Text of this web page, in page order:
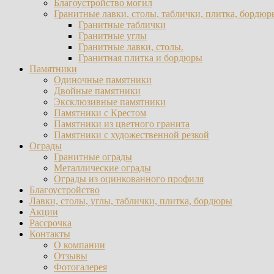
Благоустройство могил
Гранитные лавки, столы, таблички, плитка,
Гранитные таблички
Гранитные углы
Гранитные лавки, столы.
Гранитная плитка и бордюры
Памятники
Одиночные памятники
Двойные памятники
Эксклюзивные памятники
Памятники с Крестом
Памятники из цветного гранита
Памятники с художественной резкой
Ограды
Гранитные ограды
Металлические ограды
Ограды из оцинкованного профиля
Благоустройство
Лавки, столы, углы, таблички, плитка, бордюры
Акции
Рассрочка
Контакты
О компании
Отзывы
Фотогалерея